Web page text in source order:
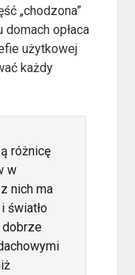
„chodzona”
opłaca
użytkowej
każdy
różnicę
w
nich ma
światło